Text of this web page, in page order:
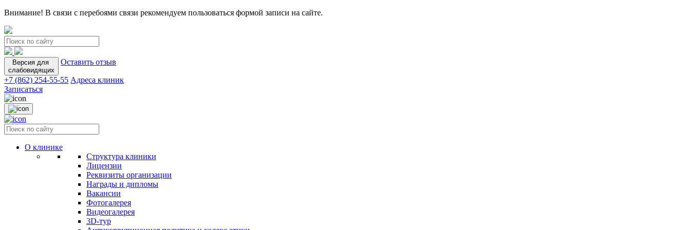
Внимание! В связи с перебоями связи рекомендуем пользоваться формой записи на сайте.
Версия для
слабовидящих
Оставить отзыв
+7 (862) 254-55-55 Адреса клиник
Записаться
О клинике
Структура клиники
Лицензии
Реквизиты организации
Награды и дипломы
Вакансии
Фотогалерея
Видеогалерея
3D-тур